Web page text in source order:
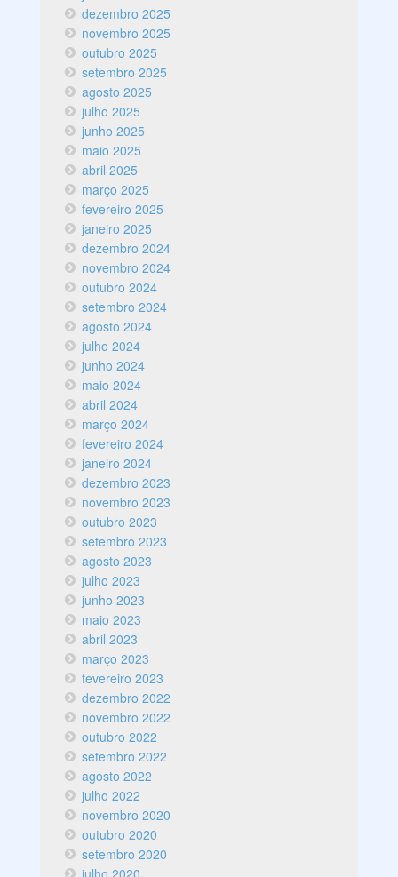
dezembro 2025
novembro 2025
outubro 2025
setembro 2025
agosto 2025
julho 2025
junho 2025
maio 2025
abril 2025
março 2025
fevereiro 2025
janeiro 2025
dezembro 2024
novembro 2024
outubro 2024
setembro 2024
agosto 2024
julho 2024
junho 2024
maio 2024
abril 2024
março 2024
fevereiro 2024
janeiro 2024
dezembro 2023
novembro 2023
outubro 2023
setembro 2023
agosto 2023
julho 2023
junho 2023
maio 2023
abril 2023
março 2023
fevereiro 2023
dezembro 2022
novembro 2022
outubro 2022
setembro 2022
agosto 2022
julho 2022
novembro 2020
outubro 2020
setembro 2020
julho 2020